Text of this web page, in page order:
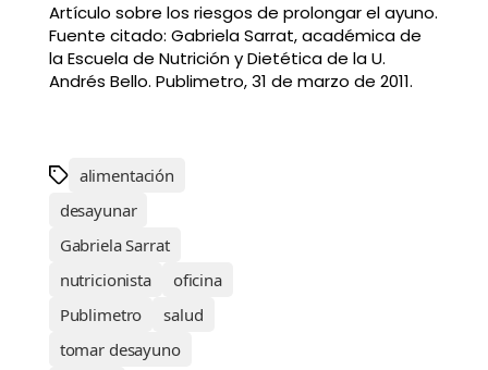
Artículo sobre los riesgos de prolongar el ayuno.
Fuente citado: Gabriela Sarrat, académica de
la Escuela de Nutrición y Dietética de la U.
Andrés Bello. Publimetro, 31 de marzo de 2011.
alimentación
desayunar
Gabriela Sarrat
nutricionista
oficina
Publimetro
salud
tomar desayuno